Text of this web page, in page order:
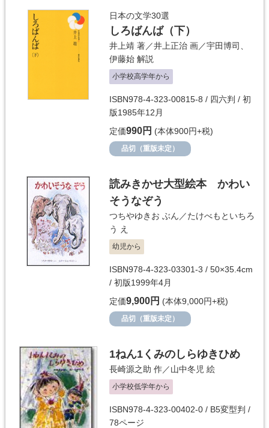
日本の文学30選
しろばんば（下）
井上靖 著／井上正治 画／宇田博司
伊藤始 解説
小学校高学年から
ISBN978-4-323-00815-8 / 四六判 / 初
版1985年12月
定価990円 (本体900円+税)
品切（重版未定）
読みきかせ大型絵本 かわい
そうなぞう
つちやゆきお ぶん／たけべもといちろ
う え
幼児から
ISBN978-4-323-03301-3 / 50×35.4cm
/ 初版1999年4月
定価9,900円 (本体9,000円+税)
品切（重版未定）
1ねん1くみのしらゆきひめ
長崎源之助 作／山中冬児 絵
小学校低学年から
ISBN978-4-323-00402-0 / B5変型判 /
78ページ